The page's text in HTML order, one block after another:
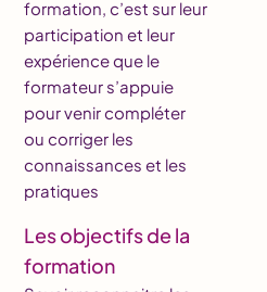
formation, c’est sur leur
participation et leur
expérience que le
formateur s’appuie
pour venir compléter
ou corriger les
connaissances et les
pratiques
Les objectifs de la
formation